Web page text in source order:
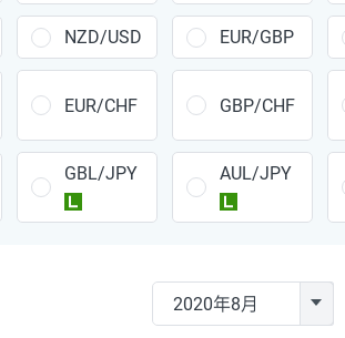
34円
35円
16円
130円
140円
NZD/USD EUR/GBP
EUR/CHF GBP/CHF
GBL/JPY
AUL/JPY